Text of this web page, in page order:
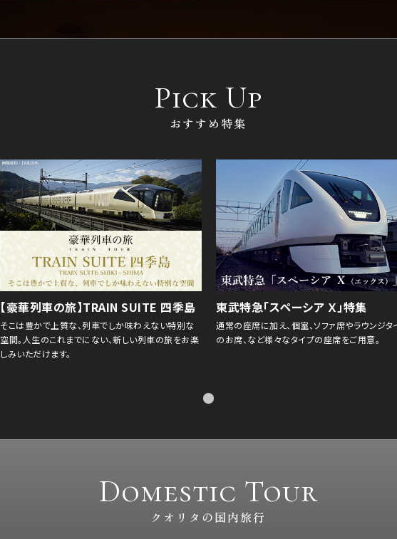
Pick Up
おすすめ特集
【豪華列車の旅】TRAIN SUITE 四季島
そこは豊かで上質な、列車でしか味わえない特別な
空間。人生のこれまでにない、新しい列車の旅をお楽
しみいただけます。
東武特急「スペーシア Ｘ」特集
通常の座席に加え、個室、ソファ席やラウンジタ
のお席、など様々なタイプの座席をご用意。
Domestic Tour
クオリタの国内旅行